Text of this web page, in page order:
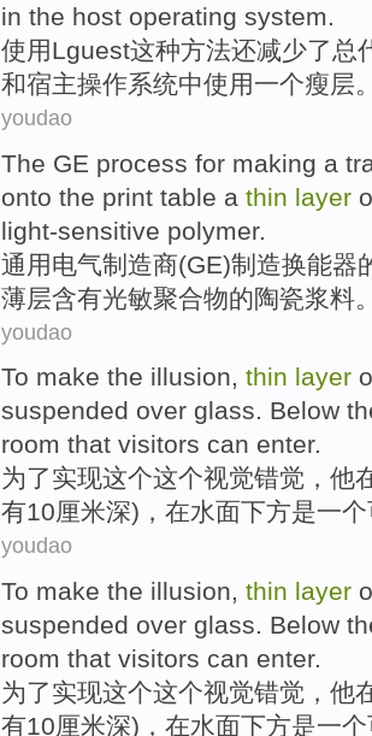
in the host operating system.
使用Lguest这种方法还减少了总
和宿主操作系统中使用一个瘦层
youdao
The GE process for making a
onto the print table a thin layer
light-sensitive polymer.
通用电气制造商(GE)制造换能器
薄层含有光敏聚合物的陶瓷浆料
youdao
To make the illusion, thin layer
suspended over glass. Below
room that visitors can enter.
为了实现这个这个视觉错觉 ，他
有10厘米深)， 在水面下方是一
youdao
To make the illusion, thin layer
suspended over glass. Below
room that visitors can enter.
为了实现这个这个视觉错觉 ，他
有10厘米深)， 在水面下方是一